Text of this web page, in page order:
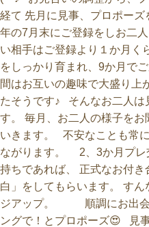
経て 先月に見事、プロポー
年の7月末にご登録をしお二
い相手はご登録より１か月く
をしっかり育まれ、9か月で
間はお互いの趣味で大盛り上
たそうです♪ そんなお二人は
す。 毎月、お二人の様子を
いきます。 不安なことも常
ながります。 2、3か月プレ
持ちであれば、 正式なお付
白」をしてもらいます。 す
ジアップ。 順調にお出会
ングで！とプロポーズ😍 見